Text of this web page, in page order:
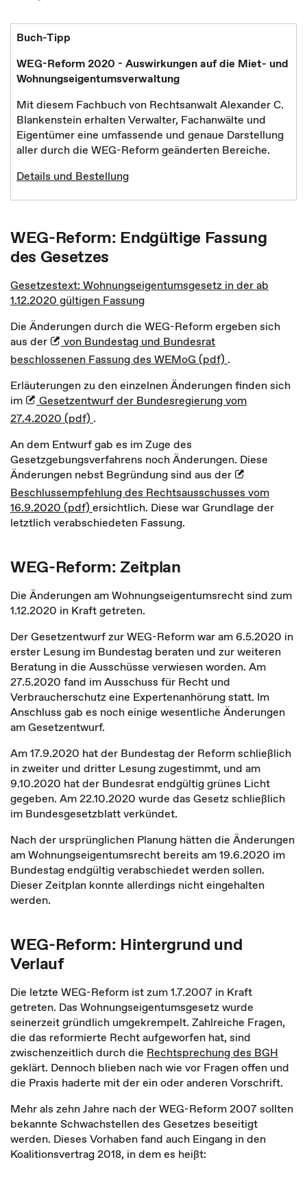
Buch-Tipp
WEG-Reform 2020 - Auswirkungen auf die Miet- und
Wohnungseigentumsverwaltung
Mit diesem Fachbuch von Rechtsanwalt Alexander C.
Blankenstein erhalten Verwalter, Fachanwälte und
Eigentümer eine umfassende und genaue Darstellung
aller durch die WEG-Reform geänderten Bereiche.
Details und Bestellung
WEG-Reform: Endgültige Fassung
des Gesetzes
Gesetzestext: Wohnungseigentumsgesetz in der ab
1.12.2020 gültigen Fassung
Die Änderungen durch die WEG-Reform ergeben sich
aus der
von Bundestag und Bundesrat
beschlossenen Fassung des WEMoG (pdf) .
Erläuterungen zu den einzelnen Änderungen finden sich
im
Gesetzentwurf der Bundesregierung vom
27.4.2020 (pdf) .
An dem Entwurf gab es im Zuge des
Gesetzgebungsverfahrens noch Änderungen. Diese
Änderungen nebst Begründung sind aus der
Beschlussempfehlung des Rechtsausschusses vom
16.9.2020 (pdf) ersichtlich. Diese war Grundlage der
letztlich verabschiedeten Fassung.
WEG-Reform: Zeitplan
Die Änderungen am Wohnungseigentumsrecht sind zum
1.12.2020 in Kraft getreten.
Der Gesetzentwurf zur WEG-Reform war am 6.5.2020 in
erster Lesung im Bundestag beraten und zur weiteren
Beratung in die Ausschüsse verwiesen worden. Am
27.5.2020 fand im Ausschuss für Recht und
Verbraucherschutz eine Expertenanhörung statt. Im
Anschluss gab es noch einige wesentliche Änderungen
am Gesetzentwurf.
Am 17.9.2020 hat der Bundestag der Reform schließlich
in zweiter und dritter Lesung zugestimmt, und am
9.10.2020 hat der Bundesrat endgültig grünes Licht
gegeben. Am 22.10.2020 wurde das Gesetz schließlich
im Bundesgesetzblatt verkündet.
Nach der ursprünglichen Planung hätten die Änderungen
am Wohnungseigentumsrecht bereits am 19.6.2020 im
Bundestag endgültig verabschiedet werden sollen.
Dieser Zeitplan konnte allerdings nicht eingehalten
werden.
WEG-Reform: Hintergrund und
Verlauf
Die letzte WEG-Reform ist zum 1.7.2007 in Kraft
getreten. Das Wohnungseigentumsgesetz wurde
seinerzeit gründlich umgekrempelt. Zahlreiche Fragen,
die das reformierte Recht aufgeworfen hat, sind
zwischenzeitlich durch die Rechtsprechung des BGH
geklärt. Dennoch blieben nach wie vor Fragen offen und
die Praxis haderte mit der ein oder anderen Vorschrift.
Mehr als zehn Jahre nach der WEG-Reform 2007 sollten
bekannte Schwachstellen des Gesetzes beseitigt
werden. Dieses Vorhaben fand auch Eingang in den
Koalitionsvertrag 2018, in dem es heißt: